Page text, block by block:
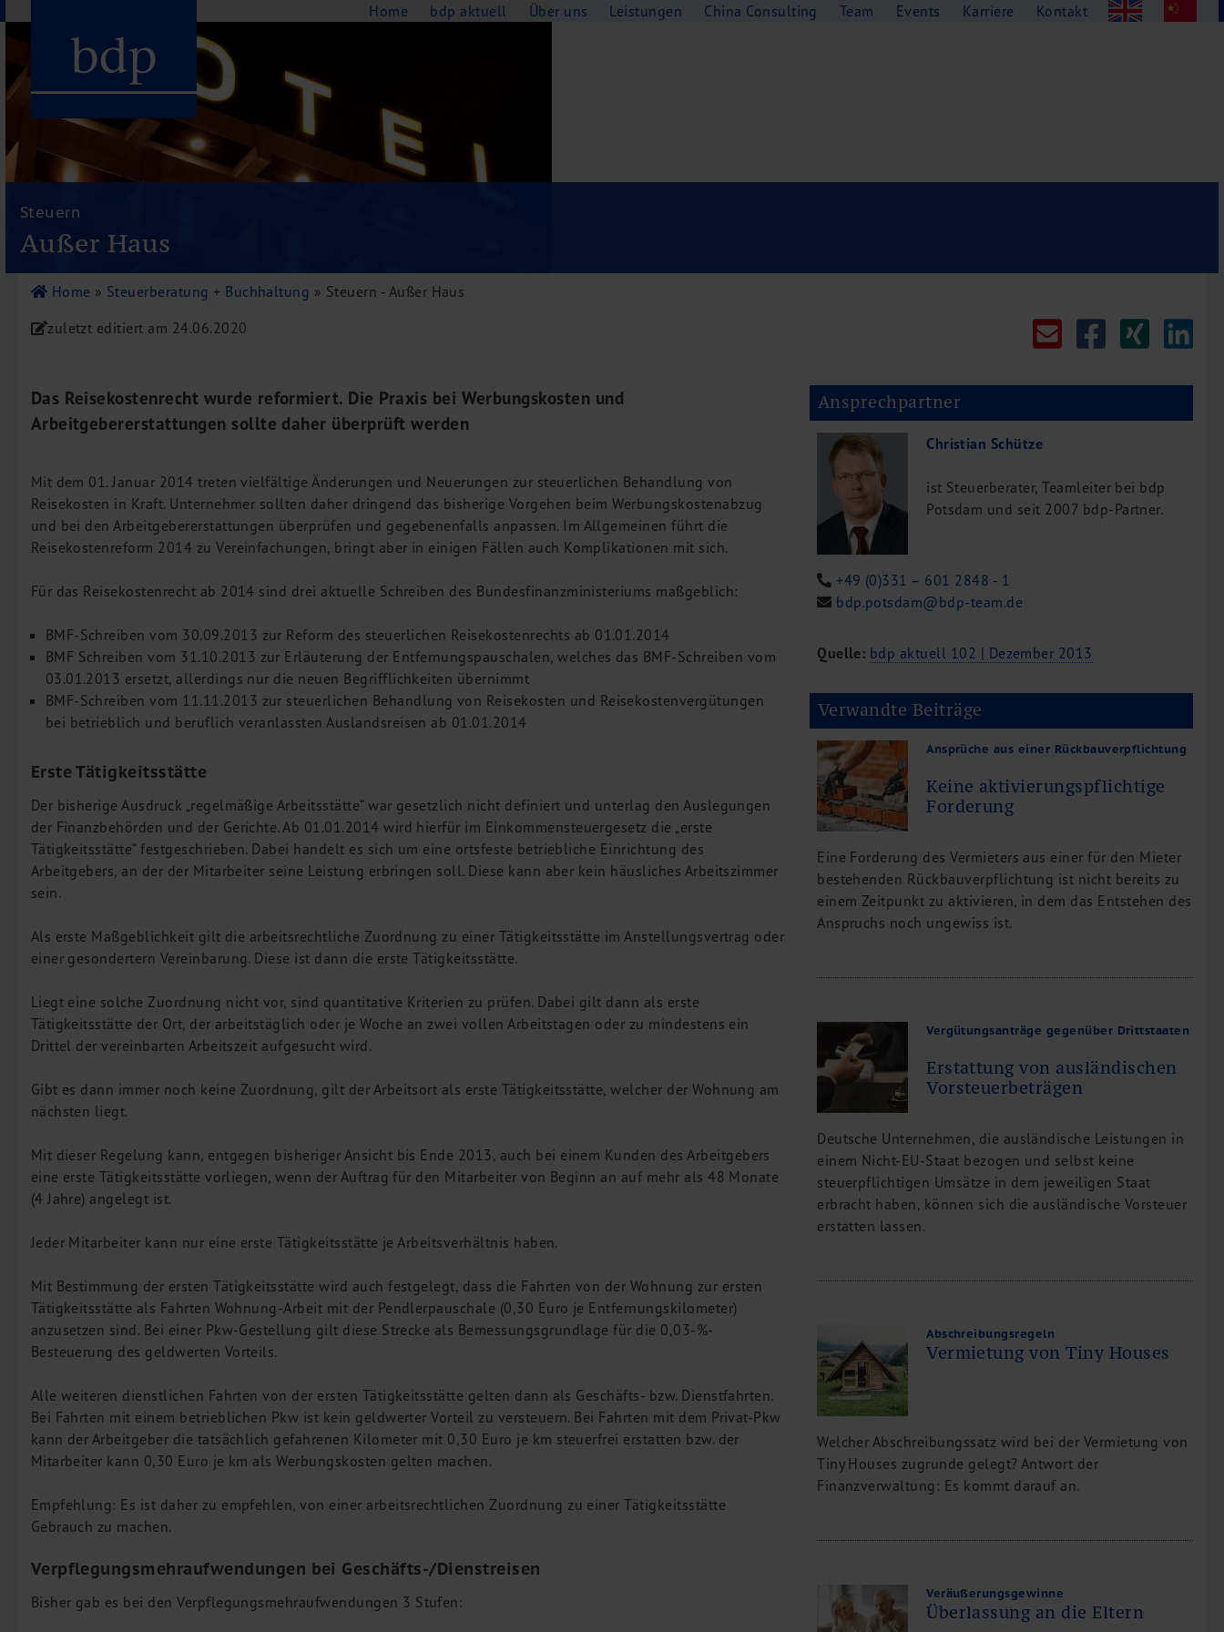
Hauptmenu
Home
Unternehmenswerte
Publikationen
Videos
Leistungen
Rechtsberatung
Wirtschaftsprüfung
Unternehmensfinanzierung
Restrukturierung
M&A + Unternehmensnachfolge
Internationalisierung
China Consulting
Unternehmensgründung
Finanz- und Lohnbuchhaltung
Steuerberatung
Rechtsberatung
M&A Deutschland/China
Unternehmensfinanzierung
Industrielle Dienstleistungen
Coaching
Events
Karriere
Kontakt
Steuern
Außer Haus
Home » Steuerberatung + Buchhaltung » Steuern - Außer Haus
zuletzt editiert am 24.06.2020
Ansprechpartner
Christian Schütze
ist Steuerberater, Teamleiter bei bdp
Potsdam und seit 2007 bdp-Partner.
+49 (0)331 – 601 2848 - 1
bdp.potsdam@bdp-team.de
Das Reisekostenrecht wurde reformiert. Die Praxis bei Werbungskosten und
Arbeitgebererstattungen sollte daher überprüft werden
Mit dem 01. Januar 2014 treten vielfältige Änderungen und Neuerungen zur steuerlichen Behandlung von
Reisekosten in Kraft. Unternehmer sollten daher dringend das bisherige Vorgehen beim Werbungskostenabzug
und bei den Arbeitgebererstattungen überprüfen und gegebenenfalls anpassen. Im Allgemeinen führt die
Reisekostenreform 2014 zu Vereinfachungen, bringt aber in einigen Fällen auch Komplikationen mit sich.
Für das Reisekostenrecht ab 2014 sind drei aktuelle Schreiben des Bundesfinanzministeriums maßgeblich:
BMF-Schreiben vom 30.09.2013 zur Reform des steuerlichen Reisekostenrechts ab 01.01.2014
BMF Schreiben vom 31.10.2013 zur Erläuterung der Entfernungspauschalen, welches das BMF-Schreiben vom
03.01.2013 ersetzt, allerdings nur die neuen Begrifflichkeiten übernimmt
BMF-Schreiben vom 11.11.2013 zur steuerlichen Behandlung von Reisekosten und Reisekostenvergütungen
bei betrieblich und beruflich veranlassten Auslandsreisen ab 01.01.2014
Erste Tätigkeitsstätte
Der bisherige Ausdruck „regelmäßige Arbeitsstätte“ war gesetzlich nicht definiert und unterlag den Auslegungen
der Finanzbehörden und der Gerichte. Ab 01.01.2014 wird hierfür im Einkommensteuergesetz die „erste
Tätigkeitsstätte“ festgeschrieben. Dabei handelt es sich um eine ortsfeste betriebliche Einrichtung des
Arbeitgebers, an der der Mitarbeiter seine Leistung erbringen soll. Diese kann aber kein häusliches Arbeitszimmer
sein.
Als erste Maßgeblichkeit gilt die arbeitsrechtliche Zuordnung zu einer Tätigkeitsstätte im Anstellungsvertrag oder
einer gesondertern Vereinbarung. Diese ist dann die erste Tätigkeitsstätte.
Liegt eine solche Zuordnung nicht vor, sind quantitative Kriterien zu prüfen. Dabei gilt dann als erste
Tätigkeitsstätte der Ort, der arbeitstäglich oder je Woche an zwei vollen Arbeitstagen oder zu mindestens ein
Drittel der vereinbarten Arbeitszeit aufgesucht wird.
Gibt es dann immer noch keine Zuordnung, gilt der Arbeitsort als erste Tätigkeitsstätte, welcher der Wohnung am
nächsten liegt.
Mit dieser Regelung kann, entgegen bisheriger Ansicht bis Ende 2013, auch bei einem Kunden des Arbeitgebers
eine erste Tätigkeitsstätte vorliegen, wenn der Auftrag für den Mitarbeiter von Beginn an auf mehr als 48 Monate
(4 Jahre) angelegt ist.
Jeder Mitarbeiter kann nur eine erste Tätigkeitsstätte je Arbeitsverhältnis haben.
Mit Bestimmung der ersten Tätigkeitsstätte wird auch festgelegt, dass die Fahrten von der Wohnung zur ersten
Tätigkeitsstätte als Fahrten Wohnung-Arbeit mit der Pendlerpauschale (0,30 Euro je Entfernungskilometer)
anzusetzen sind. Bei einer Pkw-Gestellung gilt diese Strecke als Bemessungsgrundlage für die 0,03-%-
Besteuerung des geldwerten Vorteils.
Alle weiteren dienstlichen Fahrten von der ersten Tätigkeitsstätte gelten dann als Geschäfts- bzw. Dienstfahrten.
Bei Fahrten mit einem betrieblichen Pkw ist kein geldwerter Vorteil zu versteuern. Bei Fahrten mit dem Privat-Pkw
kann der Arbeitgeber die tatsächlich gefahrenen Kilometer mit 0,30 Euro je km steuerfrei erstatten bzw. der
Mitarbeiter kann 0,30 Euro je km als Werbungskosten gelten machen.
Empfehlung: Es ist daher zu empfehlen, von einer arbeitsrechtlichen Zuordnung zu einer Tätigkeitsstätte
Gebrauch zu machen.
Verpflegungsmehraufwendungen bei Geschäfts-/Dienstreisen
Bisher gab es bei den Verpflegungsmehraufwendungen 3 Stufen:
Quelle: bdp aktuell 102 | Dezember 2013
Verwandte Beiträge
Ansprüche aus einer Rückbauverpflichtung
Keine aktivierungspflichtige
Forderung
Eine Forderung des Vermieters aus einer für den Mieter
bestehenden Rückbauverpflichtung ist nicht bereits zu
einem Zeitpunkt zu aktivieren, in dem das Entstehen des
Anspruchs noch ungewiss ist.
Vergütungsanträge gegenüber Drittstaaten
Erstattung von ausländischen
Vorsteuerbeträgen
Deutsche Unternehmen, die ausländische Leistungen in
einem Nicht-EU-Staat bezogen und selbst keine
steuerpflichtigen Umsätze in dem jeweiligen Staat
erbracht haben, können sich die ausländische Vorsteuer
erstatten lassen.
Abschreibungsregeln
Vermietung von Tiny Houses
Welcher Abschreibungssatz wird bei der Vermietung von
Tiny Houses zugrunde gelegt? Antwort der
Finanzverwaltung: Es kommt darauf an.
Veräußerungsgewinne
Überlassung an die Eltern
Home bdp aktuell Über uns Leistungen China Consulting Team Events Karriere Kontakt